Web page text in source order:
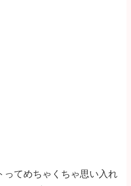
ってめちゃくちゃ思い入れ